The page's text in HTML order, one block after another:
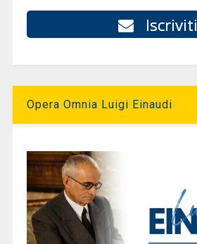
Iscriviti
Opera Omnia Luigi Einaudi